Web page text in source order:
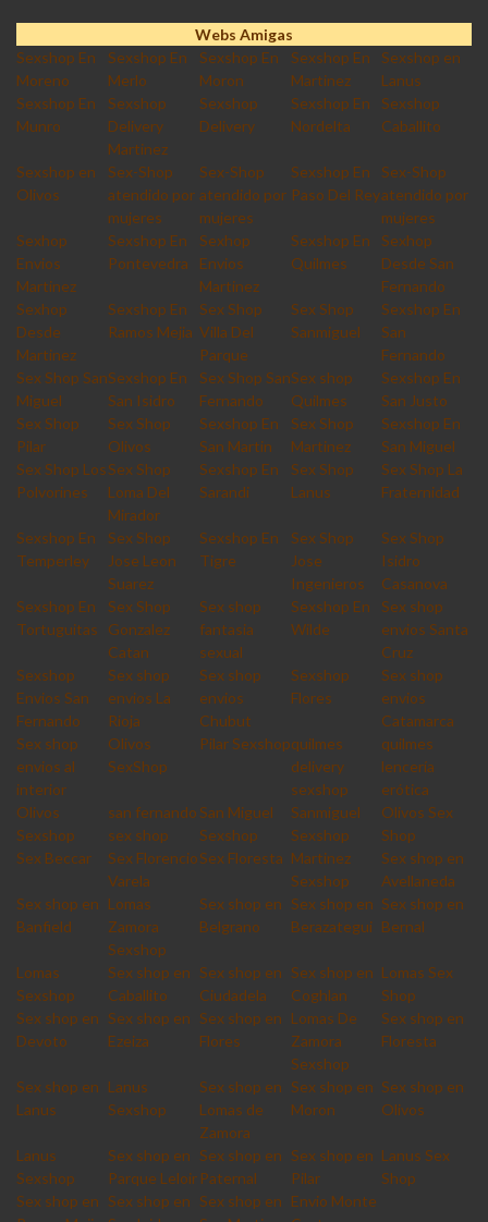
Webs Amigas
Sexshop En
Moreno
Sexshop En
Merlo
Sexshop En
Moron
Sexshop En
Martinez
Sexshop en
Lanus
Sexshop En
Munro
Sexshop
Delivery
Martinez
Sexshop
Delivery
Sexshop En
Nordelta
Sexshop
Caballito
Sexshop en
Olivos
Sex-Shop
atendido por
mujeres
Sex-Shop
atendido por
mujeres
Sexshop En
Paso Del Rey
Sex-Shop
atendido por
mujeres
Sexhop
Envios
Martinez
Sexshop En
Pontevedra
Sexhop
Envios
Martinez
Sexshop En
Quilmes
Sexhop
Desde San
Fernando
Sexhop
Desde
Martinez
Sexshop En
Ramos Mejia
Sex Shop
Villa Del
Parque
Sex Shop
Sanmiguel
Sexshop En
San
Fernando
Sex Shop San
Miguel
Sexshop En
San Isidro
Sex Shop San
Fernando
Sex shop
Quilmes
Sexshop En
San Justo
Sex Shop
Pilar
Sex Shop
Olivos
Sexshop En
San Martin
Sex Shop
Martinez
Sexshop En
San Miguel
Sex Shop Los
Polvorines
Sex Shop
Loma Del
Mirador
Sexshop En
Sarandi
Sex Shop
Lanus
Sex Shop La
Fraternidad
Sexshop En
Temperley
Sex Shop
Jose Leon
Suarez
Sexshop En
Tigre
Sex Shop
Jose
Ingenieros
Sex Shop
Isidro
Casanova
Sexshop En
Tortuguitas
Sex Shop
Gonzalez
Catan
Sex shop
fantasia
sexual
Sexshop En
Wilde
Sex shop
envios Santa
Cruz
Sexshop
Envios San
Fernando
Sex shop
envios La
Rioja
Sex shop
envios
Chubut
Sexshop
Flores
Sex shop
envios
Catamarca
Sex shop
envios al
interior
Olivos
SexShop
Pilar Sexshopquilmes
delivery
sexshop
quilmes
lencería
erótica
Olivos
Sexshop
san fernando
sex shop
San Miguel
Sexshop
Sanmiguel
Sexshop
Olivos Sex
Shop
Sex Beccar
Sex Florencio
Varela
Sex Floresta Martinez
Sexshop
Sex shop en
Avellaneda
Sex shop en
Banfield
Lomas
Zamora
Sexshop
Sex shop en
Belgrano
Sex shop en
Berazategui
Sex shop en
Bernal
Lomas
Sexshop
Sex shop en
Caballito
Sex shop en
Ciudadela
Sex shop en
Coghlan
Lomas Sex
Shop
Sex shop en
Devoto
Sex shop en
Ezeiza
Sex shop en
Flores
Lomas De
Zamora
Sexshop
Sex shop en
Floresta
Sex shop en
Lanus
Lanus
Sexshop
Sex shop en
Lomas de
Zamora
Sex shop en
Moron
Sex shop en
Olivos
Lanus
Sexshop
Sex shop en
Parque Leloir
Sex shop en
Paternal
Sex shop en
Pilar
Lanus Sex
Shop
Sex shop en Sex shop en Sex shop en Envio Monte